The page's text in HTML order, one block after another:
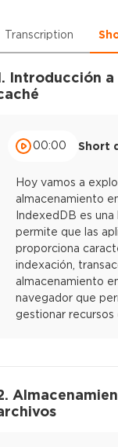
Transcription
Introducción
00:00 Short
Hoy vamos a
almacenamiento
IndexedDB es
permite que las
proporciona
indexación,
almacenamiento
navegador que
gestionar recursos